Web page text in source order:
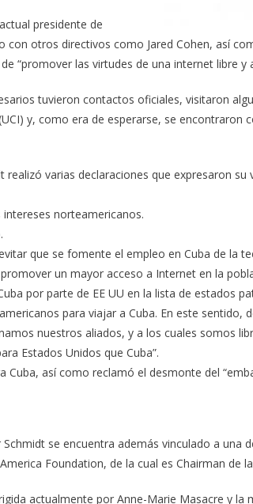
presidente de
con otros directivos como Jared Cohen, así
“promover las virtudes de una internet libre y
tuvieron contactos oficiales, visitaron
y, como era de esperarse, se encontraron
realizó varias declaraciones que expresaron
norteamericanos.
que se fomente el empleo en Cuba de la
un mayor acceso a Internet en la
por parte de EE UU en la lista de estados
para viajar a Cuba. En este sentido,
nuestros aliados, y a los cuales somos
Estados Unidos que Cuba”.
Cuba, así como reclamó el desmonte del
se encuentra además vinculado a una
Foundation, de la cual es Chairman de
actualmente por Anne-Marie Masacre y